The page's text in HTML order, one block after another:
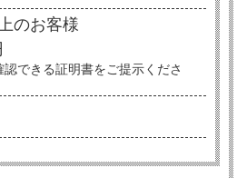
のお客様
できる証明書をご提示くださ